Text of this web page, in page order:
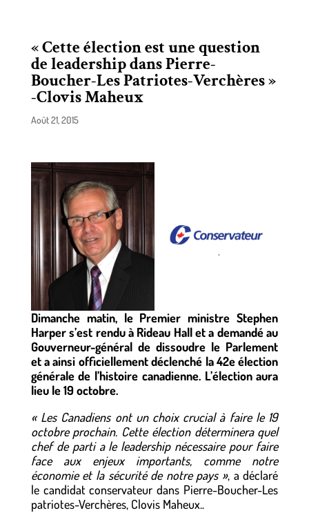
« Cette élection est une question
de leadership dans Pierre-
Boucher-Les Patriotes-Verchères »
-Clovis Maheux
Août 21, 2015
Dimanche matin, le Premier ministre Stephen
Harper s’est rendu à Rideau Hall et a demandé au
Gouverneur-général de dissoudre le Parlement
et a ainsi officiellement déclenché la 42e élection
générale de l’histoire canadienne. L’élection aura
lieu le 19 octobre.
« Les Canadiens ont un choix crucial à faire le 19
octobre prochain. Cette élection déterminera quel
chef de parti a le leadership nécessaire pour faire
face aux enjeux importants, comme notre
économie et la sécurité de notre pays », a déclaré
le candidat conservateur dans Pierre-Boucher-Les
patriotes-Verchères, Clovis Maheux..